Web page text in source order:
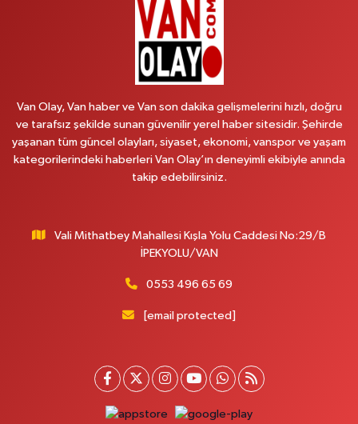
Yol Tarifi Al
BEYAZIT MAH.ZEYLAN CADDESİ OKYANUS GİYİM YANI NO:1
Afşar Eczanesi
Kazım Karabekir cad.Eski Araştırma Hastanesi karşısı (kent park karşısı )
Gürpınar Eczanesi
Akpınar Mah. Milli Egemenlik Cad.No:7 A
Yol Tarifi Al
0 (432) 215 77 65 Yol Tarifi Al
Ferhat Eczanesi
Van Olay, Van haber ve Van son dakika gelişmelerini hızlı, doğru
ve tarafsız şekilde sunan güvenilir yerel haber sitesidir. Şehirde
yaşanan tüm güncel olayları, siyaset, ekonomi, vanspor ve yaşam
kategorilerindeki haberleri Van Olay’ın deneyimli ekibiyle anında
takip edebilirsiniz.
Vali Mithatbey Mahallesi Kışla Yolu Caddesi No:29/B
İPEKYOLU/VAN
0553 496 65 69
[email protected]